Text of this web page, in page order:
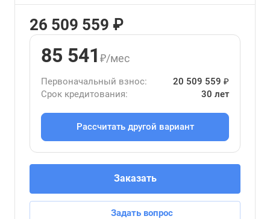
26 509 559 ₽
85 541 ₽/мес
Первоначальный взнос:
20 509 559 ₽
Срок кредитования:
30 лет
Рассчитать другой вариант
Заказать
Задать вопрос